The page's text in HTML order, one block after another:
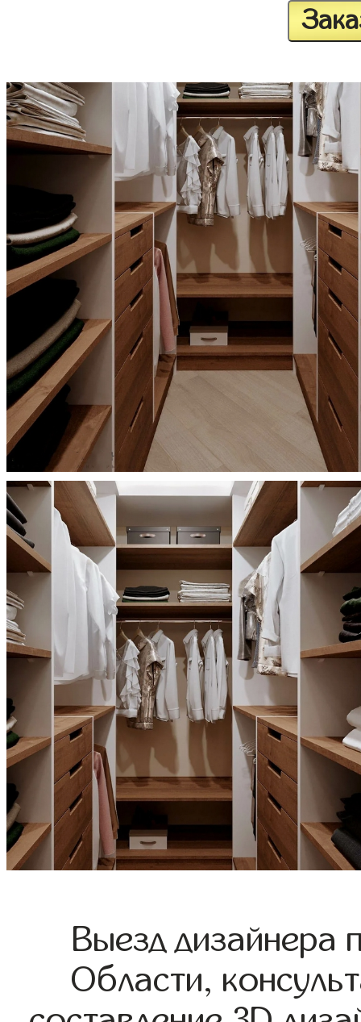
Выезд дизайнера
Области,